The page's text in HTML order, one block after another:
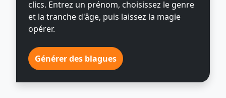
clics. Entrez un prénom, choisissez le genre
et la tranche d'âge, puis laissez la magie
opérer.
Générer des blagues